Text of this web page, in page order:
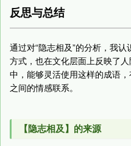
反思与总结
通过对“隐志相及”的分析，我
方式，也在文化层面上反映了
中，能够灵活使用这样的成语
之间的情感联系。
【隐志相及】的来源